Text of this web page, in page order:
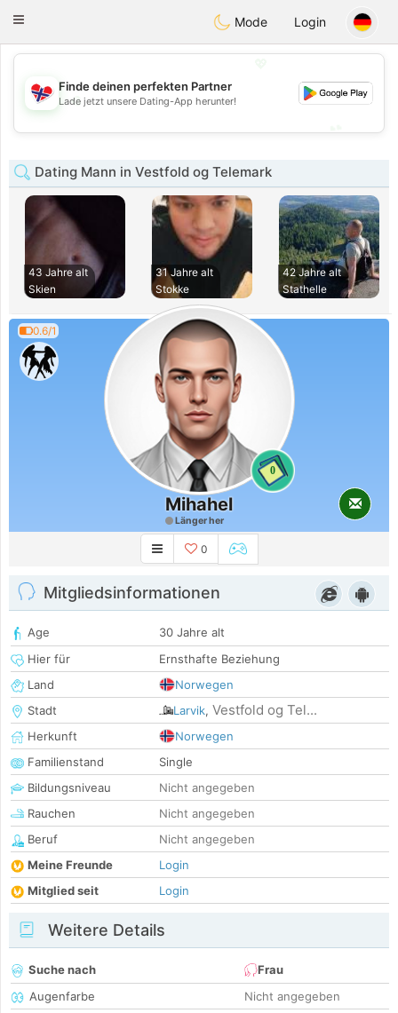
EkteNordmenn
Toggle
Mode Login
💖
💕
Finde deinen perfekten Partner
Lade jetzt unsere Dating-App herunter!
Dating Mann in Vestfold og Telemark
43 Jahre alt
Skien
31 Jahre alt
Stokke
42 Jahre alt
Stathelle
0.6/1
0
Mihahel
Länger her
0
Mitgliedsinformationen
Age
30 Jahre alt
Hier für
Ernsthafte Beziehung
Land
Norwegen
Stadt
Larvik, Vestfold og Tel...
Herkunft
Norwegen
Familienstand
Single
Bildungsniveau
Nicht angegeben
Rauchen
Nicht angegeben
Beruf
Nicht angegeben
Meine Freunde
Login
Mitglied seit
Login
Weitere Details
Suche nach
Frau
Augenfarbe
Nicht angegeben